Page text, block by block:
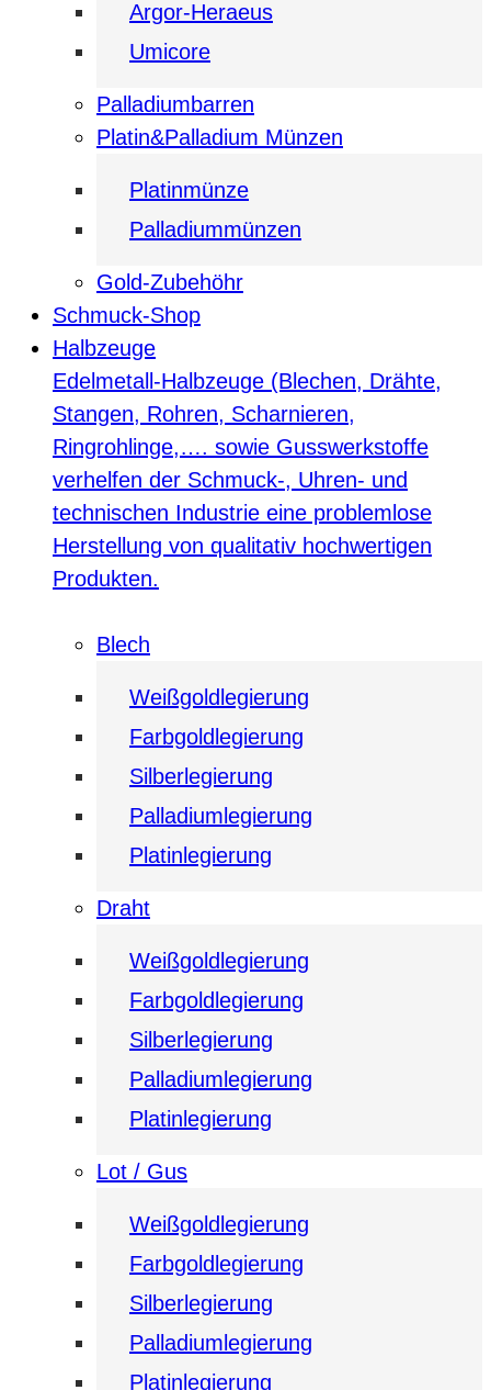
Argor-Heraeus
Umicore
Palladiumbarren
Platin&Palladium Münzen
Platinmünze
Palladiummünzen
Gold-Zubehöhr
Schmuck-Shop
Halbzeuge
Edelmetall-Halbzeuge (Blechen, Drähte,
Stangen, Rohren, Scharnieren,
Ringrohlinge,…. sowie Gusswerkstoffe
verhelfen der Schmuck-, Uhren- und
technischen Industrie eine problemlose
Herstellung von qualitativ hochwertigen
Produkten.
Blech
Weißgoldlegierung
Farbgoldlegierung
Silberlegierung
Palladiumlegierung
Platinlegierung
Draht
Weißgoldlegierung
Farbgoldlegierung
Silberlegierung
Palladiumlegierung
Platinlegierung
Lot / Gus
Weißgoldlegierung
Farbgoldlegierung
Silberlegierung
Palladiumlegierung
Platinlegierung